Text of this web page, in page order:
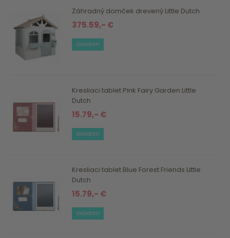
Záhradný domček drevený Little Dutch
375.59,- €
skladom
Kresliaci tablet Pink Fairy Garden Little
Dutch
15.79,- €
skladom
Kresliaci tablet Blue Forest Friends Little
Dutch
15.79,- €
skladom